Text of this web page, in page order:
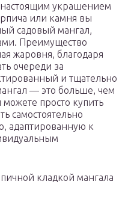
украшением
или камня вы
садовый мангал,
Преимущество
жаровня, благодаря
очереди за
и тщательно
— это больше, чем
просто купить
самостоятельно
адаптированную к
кладкой мангала